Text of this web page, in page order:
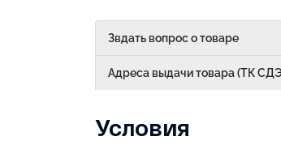
Звдать вопрос о товаре
Адреса выдачи товара (ТК
Условия